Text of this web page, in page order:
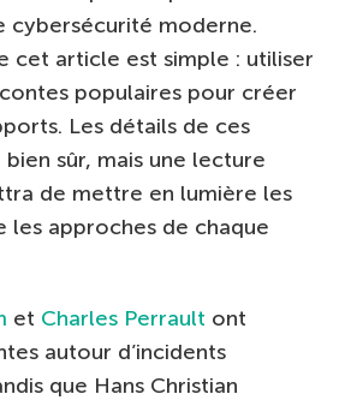
cybersécurité moderne.
cet article est simple : utiliser
populaires pour créer
Les détails de ces
sûr, mais une lecture
de mettre en lumière les
les approches de chaque
et Charles Perrault ont
autour d’incidents
que Hans Christian